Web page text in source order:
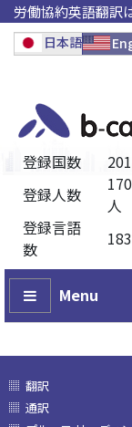
労働協約英語翻訳